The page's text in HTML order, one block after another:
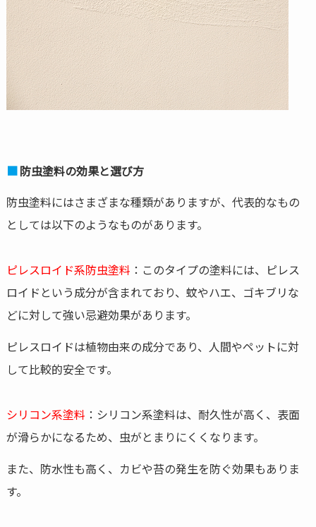
防虫塗料の効果と選び方
防虫塗料にはさまざまな種類がありますが、代表的なもの
としては以下のようなものがあります。
ピレスロイド系防虫塗料 ：このタイプの塗料には、ピレス
ロイドという成分が含まれており、蚊やハエ、ゴキブリな
どに対して強い忌避効果があります。
ピレスロイドは植物由来の成分であり、人間やペットに対
して比較的安全です。
シリコン系塗料 ：シリコン系塗料は、耐久性が高く、表面
が滑らかになるため、虫がとまりにくくなります。
また、防水性も高く、カビや苔の発生を防ぐ効果もありま
す。